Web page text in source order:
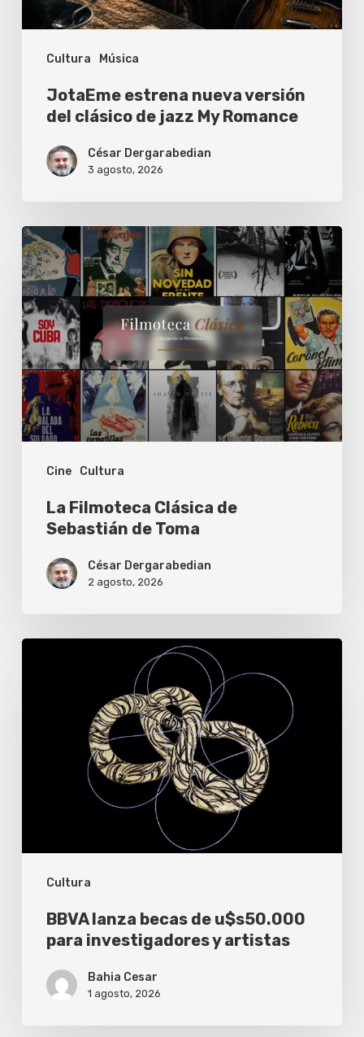
Cultura Música
jazz
My
Romance
JotaEme estrena nueva versión
del clásico de jazz My Romance
César Dergarabedian
3 agosto, 2026
Cine Cultura
La
Filmoteca
Clásica
de
Sebastián
de
Toma
La Filmoteca Clásica de
Sebastián de Toma
César Dergarabedian
2 agosto, 2026
Cultura
investigadores
artistas
BBVA lanza becas de u$s50.000
para investigadores y artistas
Bahia Cesar
1 agosto, 2026